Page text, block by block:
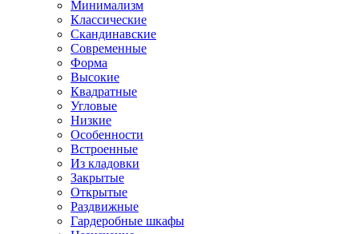
Минимализм
Классические
Скандинавские
Современные
Форма
Высокие
Квадратные
Угловые
Низкие
Особенности
Встроенные
Из кладовки
Закрытые
Открытые
Раздвижные
Гардеробные шкафы